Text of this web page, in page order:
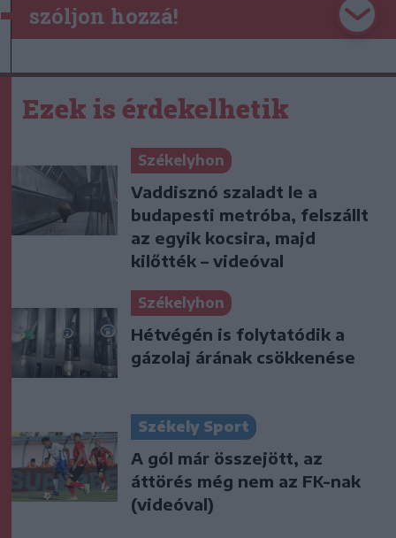
szóljon hozzá!
Ezek is érdekelhetik
Székelyhon
Vaddisznó szaladt le a
budapesti metróba, felszállt
az egyik kocsira, majd
kilőtték – videóval
Székelyhon
Hétvégén is folytatódik a
gázolaj árának csökkenése
Székely Sport
A gól már összejött, az
áttörés még nem az FK-nak
(videóval)